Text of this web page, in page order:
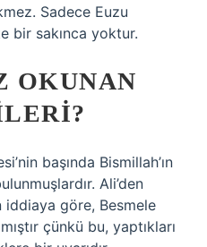
Sadece Euzu
bir sakınca yoktur.
OKUNAN
başında Bismillah’ın
Ali’den
göre, Besmele
çünkü bu, yaptıkları